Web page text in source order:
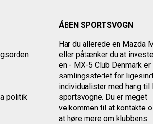
politik
ÅBEN SPORTSVOGN
Har du allerede en Mazda
eller påtænker du at
en - MX-5 Club Denmark er
samlingsstedet for
individualister med hang til
sportsvogne. Du er meget
velkommen til at kontakte
at høre mere om klubbens